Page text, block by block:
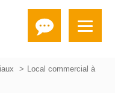
Local commercial à